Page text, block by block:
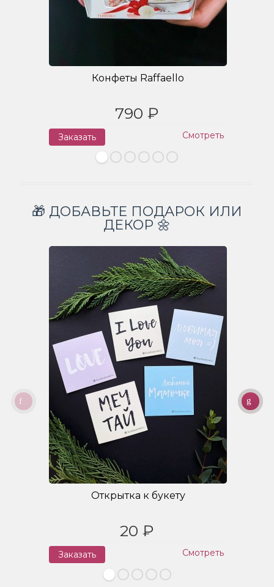
Конфеты Raffaello
790 ₽
Заказать Смотреть
🎁 ДОБАВЬТЕ ПОДАРОК ИЛИ
ДЕКОР 🌼
Открытка к букету
20 ₽
Заказать Смотреть